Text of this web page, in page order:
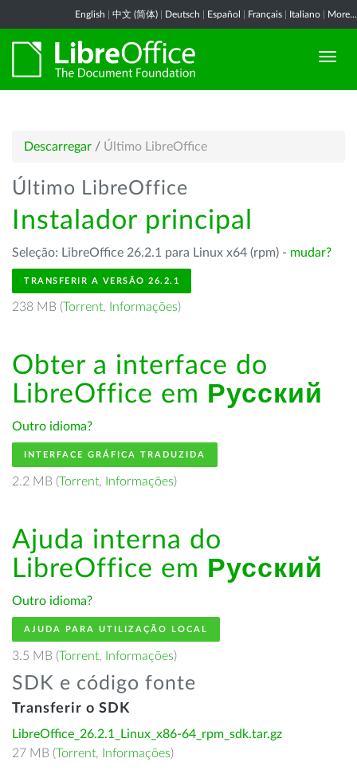
English 中文 (简体) Deutsch Español Français Italiano More...
Descarregar / Último LibreOffice
Último LibreOffice
Instalador principal
Seleção: LibreOffice 26.2.1 para Linux x64 (rpm) - mudar?
TRANSFERIR A VERSÃO 26.2.1
238 MB (Torrent, Informações)
Obter a interface do
LibreOffice em Русский
Outro idioma?
INTERFACE GRÁFICA TRADUZIDA
2.2 MB (Torrent, Informações)
Ajuda interna do
LibreOffice em Русский
Outro idioma?
AJUDA PARA UTILIZAÇÃO LOCAL
3.5 MB (Torrent, Informações)
SDK e código fonte
Transferir o SDK
LibreOffice_26.2.1_Linux_x86-64_rpm_sdk.tar.gz
27 MB (Torrent, Informações)